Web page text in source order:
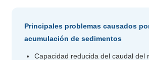
Principales problemas causados
acumulación de sedimentos
Capacidad reducida del caudal del